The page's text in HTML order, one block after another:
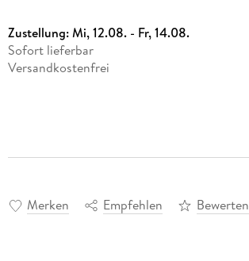
Zustellung:Mi, 12.08. - Fr, 14.08.
Sofort lieferbar
Versandkostenfrei
Merken Empfehlen Bewerten